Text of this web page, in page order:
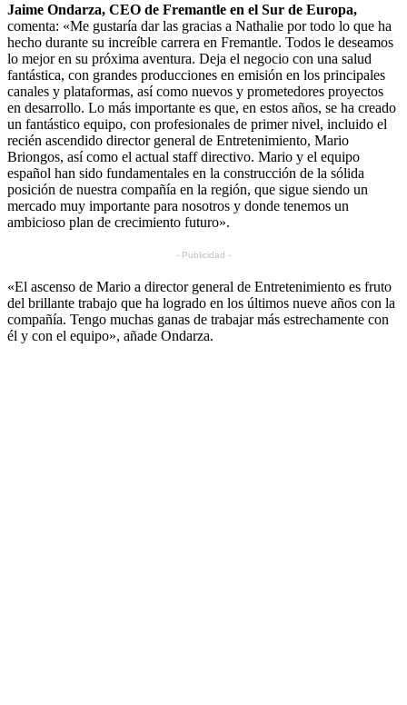
Jaime Ondarza, CEO de Fremantle en el Sur de Europa,
comenta: «Me gustaría dar las gracias a Nathalie por todo lo que ha
hecho durante su increíble carrera en Fremantle. Todos le deseamos
lo mejor en su próxima aventura. Deja el negocio con una salud
fantástica, con grandes producciones en emisión en los principales
canales y plataformas, así como nuevos y prometedores proyectos
en desarrollo. Lo más importante es que, en estos años, se ha creado
un fantástico equipo, con profesionales de primer nivel, incluido el
recién ascendido director general de Entretenimiento, Mario
Briongos, así como el actual staff directivo. Mario y el equipo
español han sido fundamentales en la construcción de la sólida
posición de nuestra compañía en la región, que sigue siendo un
mercado muy importante para nosotros y donde tenemos un
ambicioso plan de crecimiento futuro».
- Publicidad -
«El ascenso de Mario a director general de Entretenimiento es fruto
del brillante trabajo que ha logrado en los últimos nueve años con la
compañía. Tengo muchas ganas de trabajar más estrechamente con
él y con el equipo», añade Ondarza.